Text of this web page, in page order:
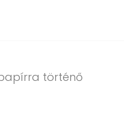
történő